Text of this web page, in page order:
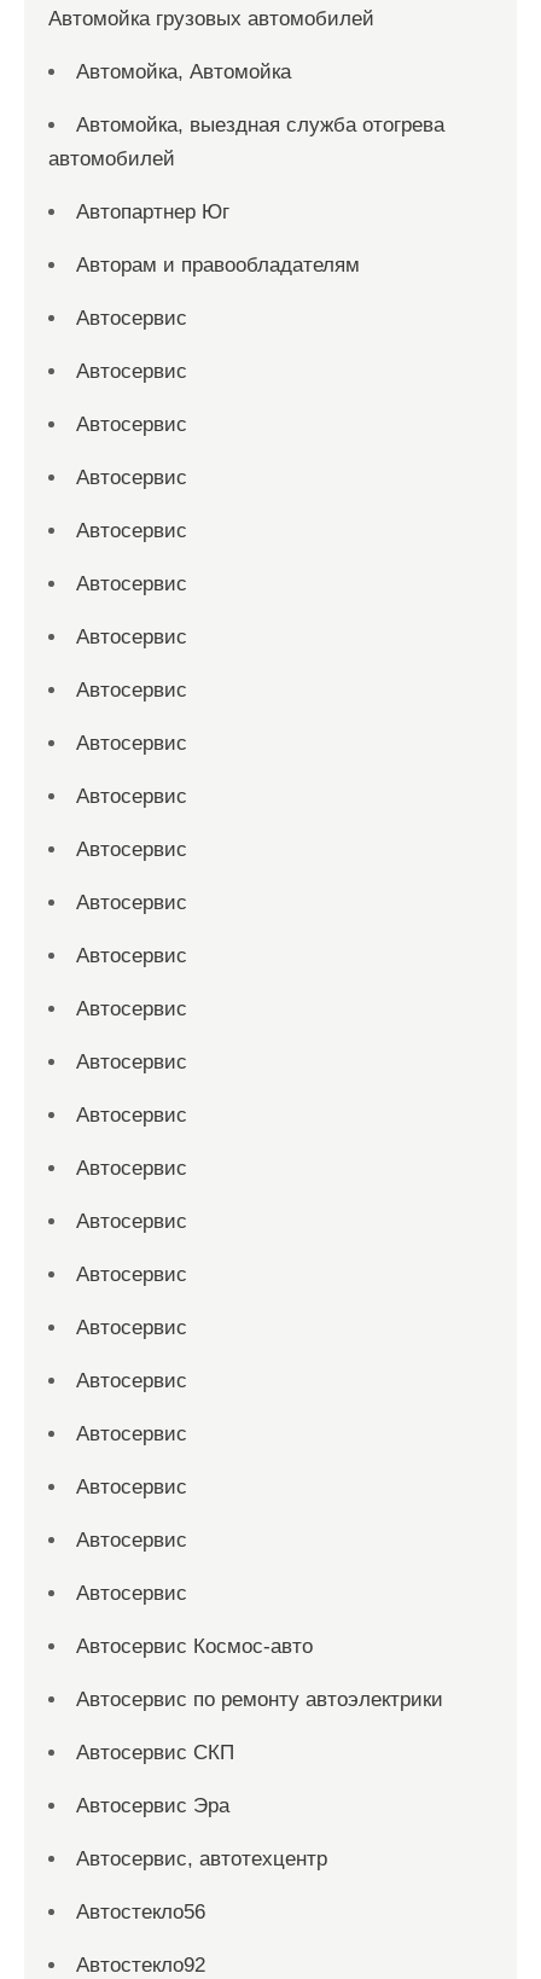
Автомойка грузовых автомобилей
Автомойка, Автомойка
Автомойка, выездная служба отогрева
автомобилей
Автопартнер Юг
Авторам и правообладателям
Автосервис
Автосервис
Автосервис
Автосервис
Автосервис
Автосервис
Автосервис
Автосервис
Автосервис
Автосервис
Автосервис
Автосервис
Автосервис
Автосервис
Автосервис
Автосервис
Автосервис
Автосервис
Автосервис
Автосервис
Автосервис
Автосервис
Автосервис
Автосервис
Автосервис
Автосервис Космос-авто
Автосервис по ремонту автоэлектрики
Автосервис СКП
Автосервис Эра
Автосервис, автотехцентр
Автостекло56
Автостекло92